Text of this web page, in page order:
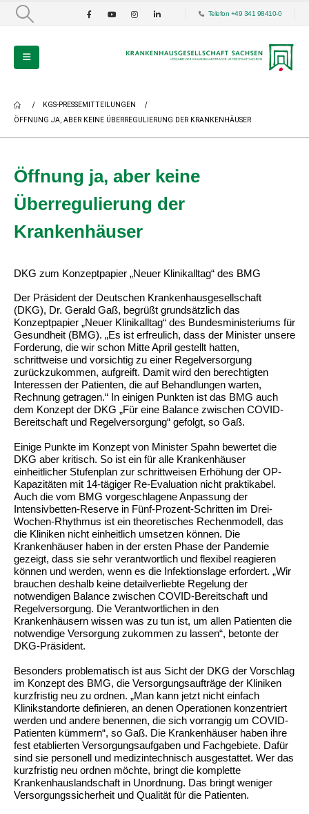
Telefon +49 341 98410-0
KGS-PRESSEMITTEILUNGEN
ÖFFNUNG JA, ABER KEINE ÜBERREGULIERUNG DER KRANKENHÄUSER
Öffnung ja, aber keine
Überregulierung der
Krankenhäuser
DKG zum Konzeptpapier „Neuer Klinikalltag“ des BMG
Der Präsident der Deutschen Krankenhausgesellschaft
(DKG), Dr. Gerald Gaß, begrüßt grundsätzlich das
Konzeptpapier „Neuer Klinikalltag“ des Bundesministeriums für
Gesundheit (BMG). „Es ist erfreulich, dass der Minister unsere
Forderung, die wir schon Mitte April gestellt hatten,
schrittweise und vorsichtig zu einer Regelversorgung
zurückzukommen, aufgreift. Damit wird den berechtigten
Interessen der Patienten, die auf Behandlungen warten,
Rechnung getragen.“ In einigen Punkten ist das BMG auch
dem Konzept der DKG „Für eine Balance zwischen COVID-
Bereitschaft und Regelversorgung“ gefolgt, so Gaß.
Einige Punkte im Konzept von Minister Spahn bewertet die
DKG aber kritisch. So ist ein für alle Krankenhäuser
einheitlicher Stufenplan zur schrittweisen Erhöhung der OP-
Kapazitäten mit 14-tägiger Re-Evaluation nicht praktikabel.
Auch die vom BMG vorgeschlagene Anpassung der
Intensivbetten-Reserve in Fünf-Prozent-Schritten im Drei-
Wochen-Rhythmus ist ein theoretisches Rechenmodell, das
die Kliniken nicht einheitlich umsetzen können. Die
Krankenhäuser haben in der ersten Phase der Pandemie
gezeigt, dass sie sehr verantwortlich und flexibel reagieren
können und werden, wenn es die Infektionslage erfordert. „Wir
brauchen deshalb keine detailverliebte Regelung der
notwendigen Balance zwischen COVID-Bereitschaft und
Regelversorgung. Die Verantwortlichen in den
Krankenhäusern wissen was zu tun ist, um allen Patienten die
notwendige Versorgung zukommen zu lassen“, betonte der
DKG-Präsident.
Besonders problematisch ist aus Sicht der DKG der Vorschlag
im Konzept des BMG, die Versorgungsaufträge der Kliniken
kurzfristig neu zu ordnen. „Man kann jetzt nicht einfach
Klinikstandorte definieren, an denen Operationen konzentriert
werden und andere benennen, die sich vorrangig um COVID-
Patienten kümmern“, so Gaß. Die Krankenhäuser haben ihre
fest etablierten Versorgungsaufgaben und Fachgebiete. Dafür
sind sie personell und medizintechnisch ausgestattet. Wer das
kurzfristig neu ordnen möchte, bringt die komplette
Krankenhauslandschaft in Unordnung. Das bringt weniger
Versorgungssicherheit und Qualität für die Patienten.